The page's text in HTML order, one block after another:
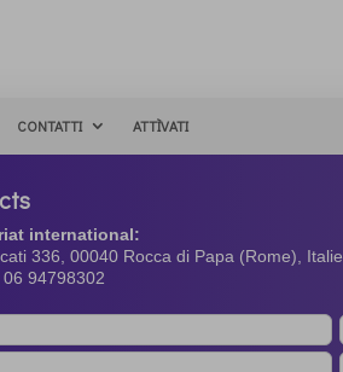
CONTATTI ATTÌVATI
international:
336, 00040 Rocca di Papa (Rome), Italie
94798302